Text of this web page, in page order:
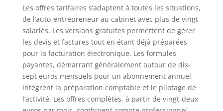
Les offres tarifaires s’adaptent à toutes les situations,
de l’auto-entrepreneur au cabinet avec plus de vingt
salariés. Les versions gratuites permettent de gérer
les devis et factures tout en étant déjà préparées
pour la facturation électronique. Les formules
payantes, démarrant généralement autour de dix-
sept euros mensuels pour un abonnement annuel,
intègrent la préparation comptable et le pilotage de
l’activité. Les offres complètes, à partir de vingt-deux